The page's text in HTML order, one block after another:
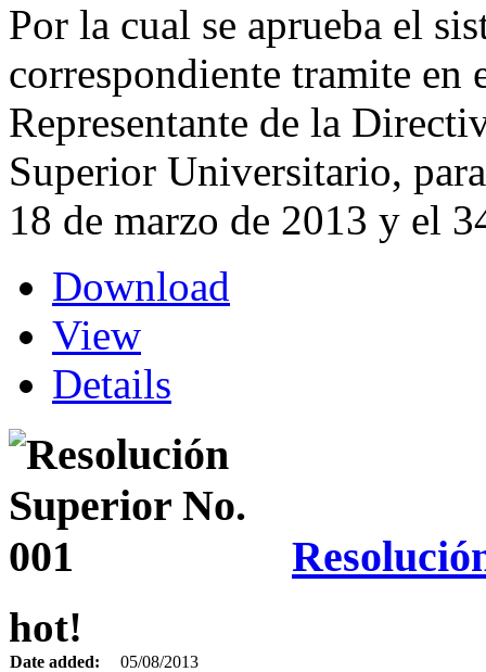
Por la cual se aprueba el
correspondiente tramite en
Representante de la
Superior Universitario,
18 de marzo de 2013 y el
Download
View
Details
hot!
Date added:
05/08/2013